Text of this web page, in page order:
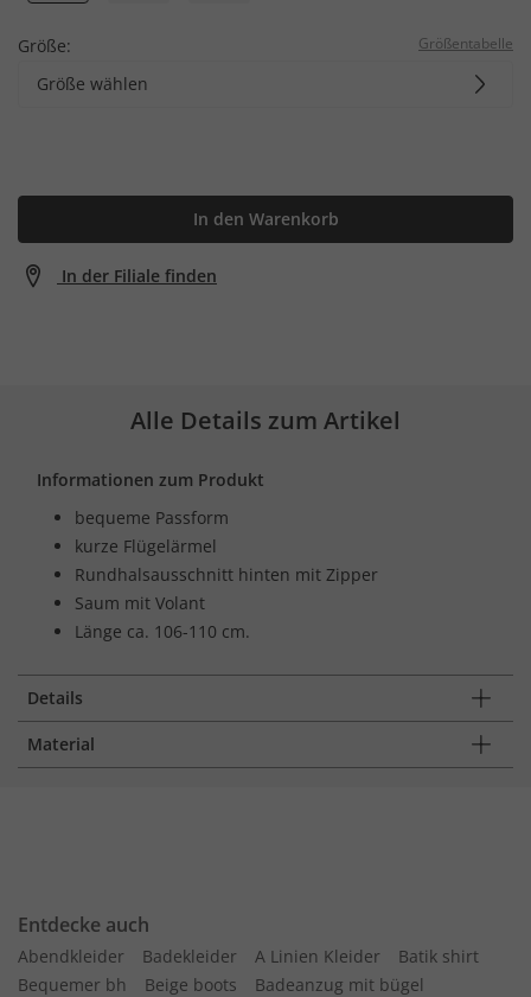
Größe: Größentabelle
Größe wählen
In den Warenkorb
In der Filiale finden
Alle Details zum Artikel
Informationen zum Produkt
bequeme Passform
kurze Flügelärmel
Rundhalsausschnitt hinten mit Zipper
Saum mit Volant
Länge ca. 106-110 cm.
Details
Material
Entdecke auch
Abendkleider Badekleider A Linien Kleider
Batik shirt
Bequemer bh
Beige boots
Badeanzug mit bügel